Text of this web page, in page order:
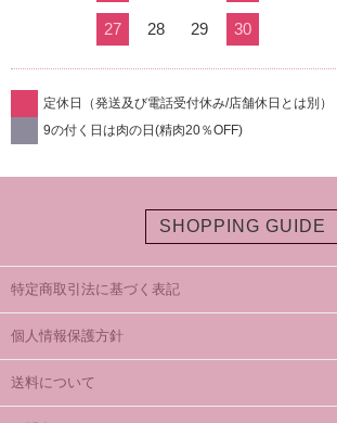
27 28 29 30
定休日（発送及び電話受付休み/店舗休日とは別）
9の付く日は肉の日(精肉20％OFF)
SHOPPING GUIDE
特定商取引法に基づく表記
個人情報保護方針
送料について